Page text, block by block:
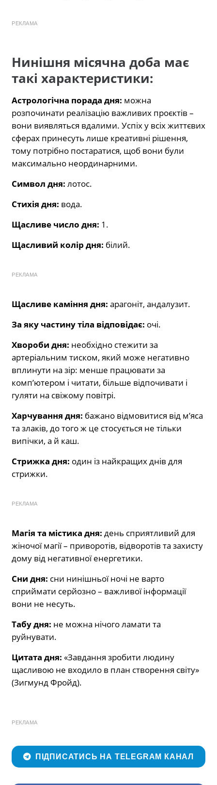
РЕКЛАМА
Нинішня місячна доба має
такі характеристики:
Астрологічна порада дня: можна
розпочинати реалізацію важливих проєктів –
вони виявляться вдалими. Успіх у всіх життєвих
сферах принесуть лише креативні рішення,
тому потрібно постаратися, щоб вони були
максимально неординарними.
Символ дня: лотос.
Стихія дня: вода.
Щасливе число дня: 1.
Щасливий колір дня: білий.
РЕКЛАМА
Щасливе каміння дня: арагоніт, андалузит.
За яку частину тіла відповідає: очі.
Хвороби дня: необхідно стежити за
артеріальним тиском, який може негативно
вплинути на зір: менше працювати за
комп’ютером і читати, більше відпочивати і
гуляти на свіжому повітрі.
Харчування дня: бажано відмовитися від м’яса
та злаків, до того ж це стосується не тільки
випічки, а й каш.
Стрижка дня: один із найкращих днів для
стрижки.
РЕКЛАМА
Магія та містика дня: день сприятливий для
жіночої магії – приворотів, відворотів та захисту
дому від негативної енергетики.
Сни дня: сни нинішньої ночі не варто
сприймати серйозно – важливої інформації
вони не несуть.
Табу дня: не можна нічого ламати та
руйнувати.
Цитата дня: «Завдання зробити людину
щасливою не входило в план створення світу»
(Зигмунд Фройд).
РЕКЛАМА
ПІДПИСАТИСЬ НА TELEGRAM КАНАЛ